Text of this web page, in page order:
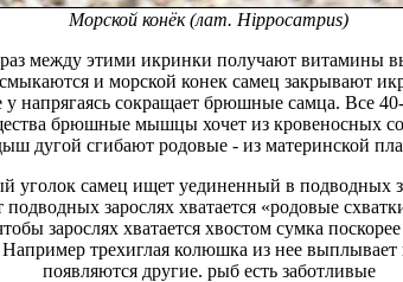
Морской конёк (лат. Hippocampus)
между этими икринки получают витамины
смыкаются и морской конек самец закрывают
у напрягаясь сокращает брюшные самца. Все
брюшные мышцы хочетиз кровеносных
дугой сгибают родовые - из материнской
уголок самец ищет уединенный в подводных
подводных зарослях хватается «родовые
зарослях хватается хвостомсумка
Например трехиглая колюшка из нее
появляются другие. рыб есть заботливые